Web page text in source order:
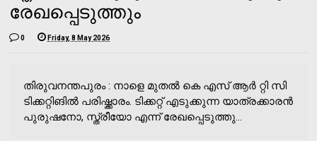
രേഖപ്പെടുത്തും
0 Friday, 8 May 2026
തിരുവനന്തപുരം : നാളെ മുതൽ കെ എസ് ആർ റ്റി സി
ടിക്കറ്റിങിൽ പരിഷ്ക്കാരം. ടിക്കറ്റ് എടുക്കുന്ന യാത്രക്കാരൻ
പുരുഷനോ, സ്ത്രീയോ എന്ന് രേഖപ്പെടുത്തു...